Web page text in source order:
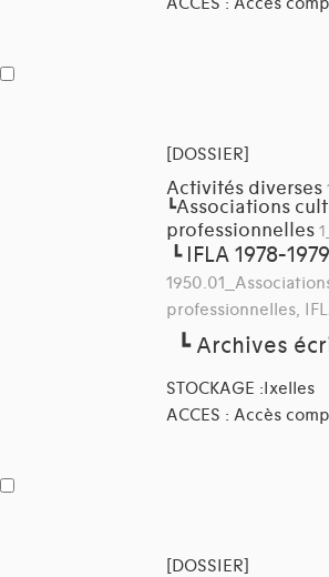
[DOSSIER]
Activités diverses
┗Associations
professionnelles
┗ IFLA 1978-1979
professionnelles,
┗Archives
STOCKAGE :Ixelles
ACCES : Accès
[DOSSIER]